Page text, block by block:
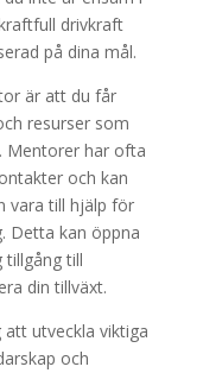
drivkraft
på dina mål.
är att du får
resurser som
Mentorer har ofta
och kan
vara till hjälp för
Detta kan öppna
tillgång till
din tillväxt.
utveckla viktiga
och